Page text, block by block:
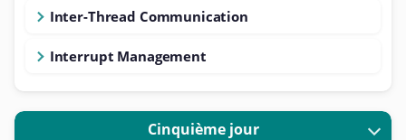
Inter-Thread Communication
Interrupt Management
Cinquième jour